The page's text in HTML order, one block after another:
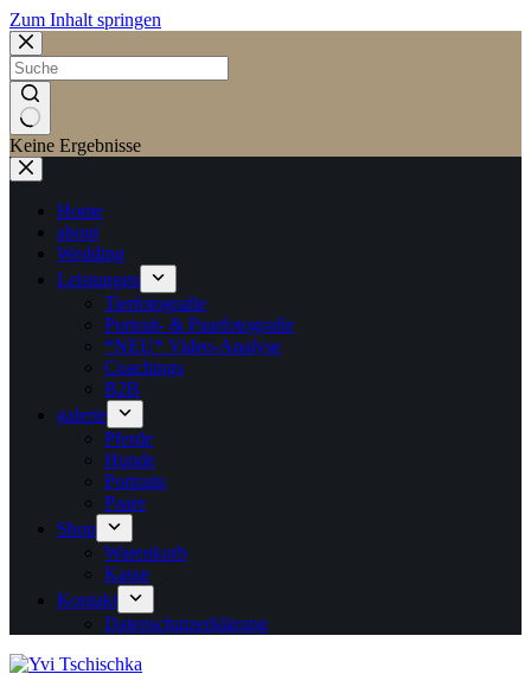
Zum Inhalt springen
Keine Ergebnisse
Home
about
Wedding
Leistungen
Tierfotografie
Portrait- & Paarfotografie
*NEU* Video-Analyse
Coachings
B2B
galerie
Pferde
Hunde
Portraits
Paare
Shop
Warenkorb
Kasse
Kontakt
Datenschutzerklärung